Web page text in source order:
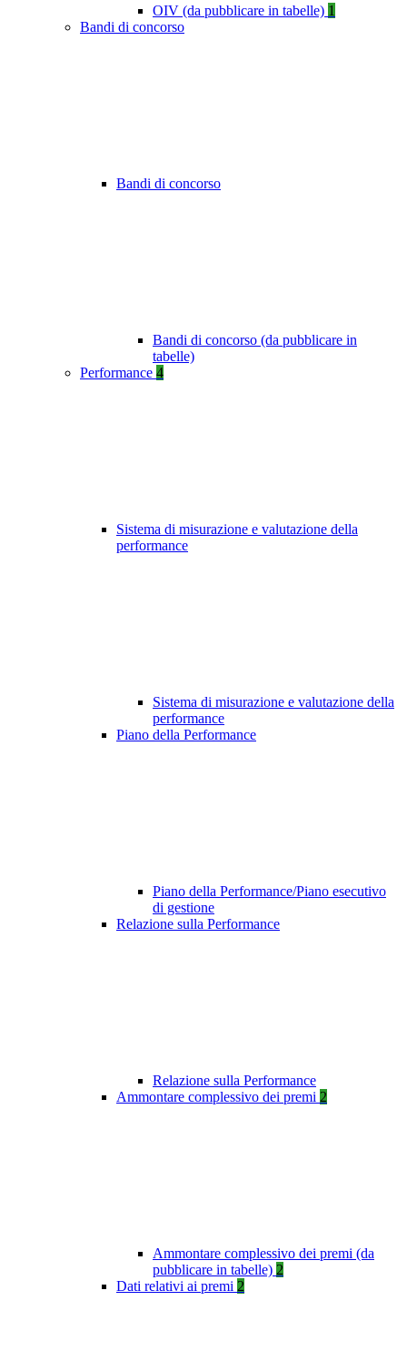
OIV (da pubblicare in tabelle) 1
Bandi di concorso
Bandi di concorso
Bandi di concorso (da pubblicare in
tabelle)
Performance 4
Sistema di misurazione e valutazione della
performance
Sistema di misurazione e valutazione della
performance
Piano della Performance
Piano della Performance/Piano esecutivo
di gestione
Relazione sulla Performance
Relazione sulla Performance
Ammontare complessivo dei premi 2
Ammontare complessivo dei premi (da
pubblicare in tabelle) 2
Dati relativi ai premi 2